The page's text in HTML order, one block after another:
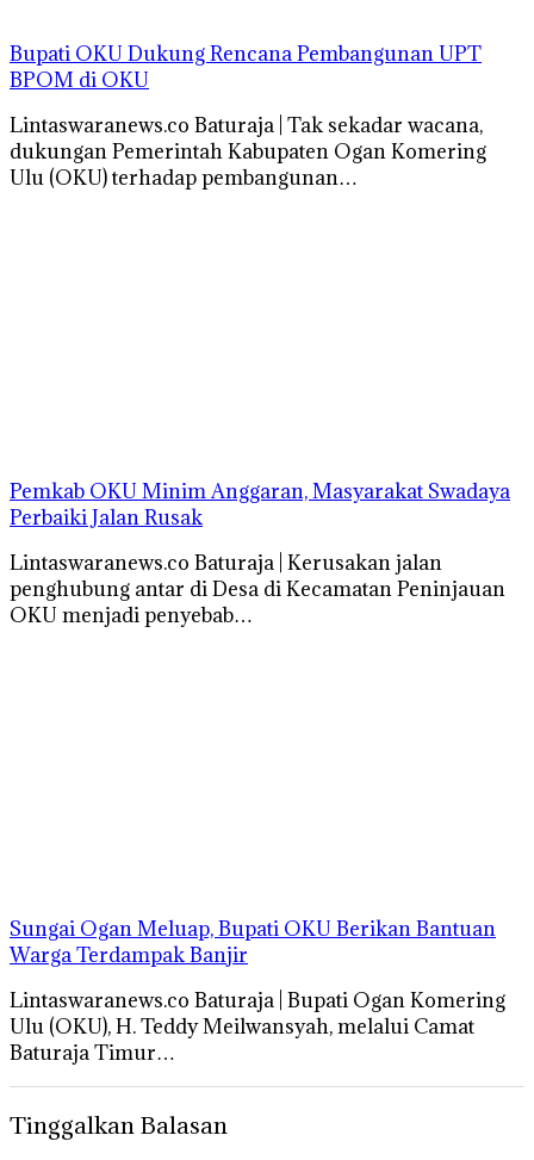
Bupati OKU Dukung Rencana Pembangunan UPT
BPOM di OKU
Lintaswaranews.co Baturaja | Tak sekadar wacana,
dukungan Pemerintah Kabupaten Ogan Komering
Ulu (OKU) terhadap pembangunan…
Pemkab OKU Minim Anggaran, Masyarakat Swadaya
Perbaiki Jalan Rusak
Lintaswaranews.co Baturaja | Kerusakan jalan
penghubung antar di Desa di Kecamatan Peninjauan
OKU menjadi penyebab…
Sungai Ogan Meluap, Bupati OKU Berikan Bantuan
Warga Terdampak Banjir
Lintaswaranews.co Baturaja | Bupati Ogan Komering
Ulu (OKU), H. Teddy Meilwansyah, melalui Camat
Baturaja Timur…
Tinggalkan Balasan